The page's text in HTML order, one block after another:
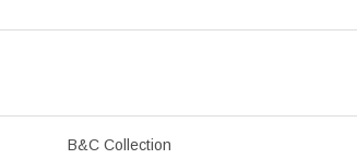
B&C Collection